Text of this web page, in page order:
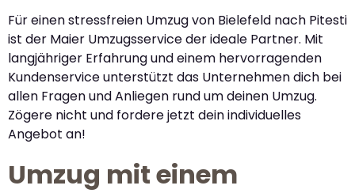
Für einen stressfreien Umzug von Bielefeld nach Pitesti
ist der Maier Umzugsservice der ideale Partner. Mit
langjähriger Erfahrung und einem hervorragenden
Kundenservice unterstützt das Unternehmen dich bei
allen Fragen und Anliegen rund um deinen Umzug.
Zögere nicht und fordere jetzt dein individuelles
Angebot an!
Umzug mit einem